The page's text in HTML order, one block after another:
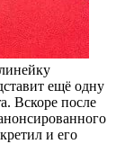
ещё одну
Вскоре после
и его